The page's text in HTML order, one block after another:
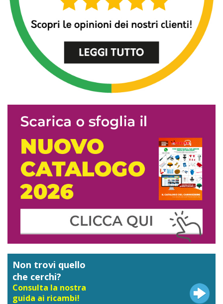
Non trovi quello
che cerchi?
Consulta la nostra
guida ai ricambi!